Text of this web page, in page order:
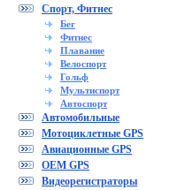
Спорт, Фитнес
Бег
Фитнес
Плавание
Велоспорт
Гольф
Мультиспорт
Автоспорт
Автомобильные
Мотоциклетные GPS
Авиационные GPS
OEM GPS
Видеорегистраторы